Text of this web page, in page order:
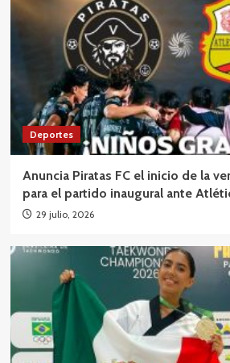
Deportes
Anuncia Piratas FC el inicio de la
para el partido inaugural ante
29 julio, 2026